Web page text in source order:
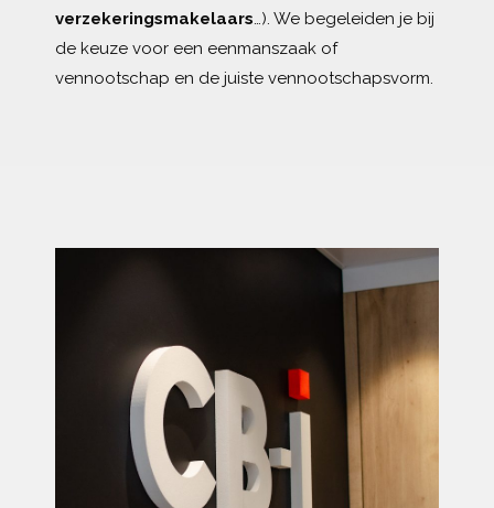
verzekeringsmakelaars …). We begeleiden je bij
de keuze voor een eenmanszaak of
vennootschap en de juiste vennootschapsvorm.